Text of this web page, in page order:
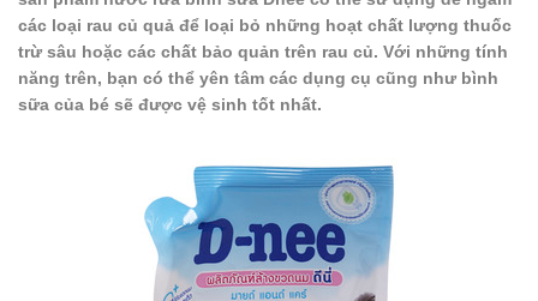
các loại rau củ quả để loại bỏ những hoạt chất lượng thuốc
trừ sâu hoặc các chất bảo quản trên rau củ. Với những tính
năng trên, bạn có thể yên tâm các dụng cụ cũng như bình
sữa của bé sẽ được vệ sinh tốt nhất.